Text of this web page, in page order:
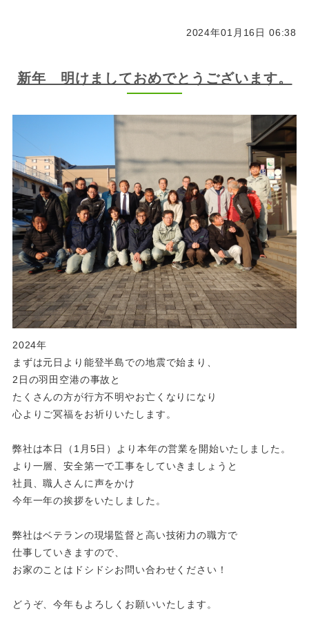
2024年01月16日 06:38
新年 明けましておめでとうございます。
2024年
まずは元日より能登半島での地震で始まり、
2日の羽田空港の事故と
たくさんの方が行方不明やお亡くなりになり
心よりご冥福をお祈りいたします。
弊社は本日（1月5日）より本年の営業を開始いたしました。
より一層、安全第一で工事をしていきましょうと
社員、職人さんに声をかけ
今年一年の挨拶をいたしました。
弊社はベテランの現場監督と高い技術力の職方で
仕事していきますので、
お家のことはドシドシお問い合わせください！
どうぞ、今年もよろしくお願いいたします。